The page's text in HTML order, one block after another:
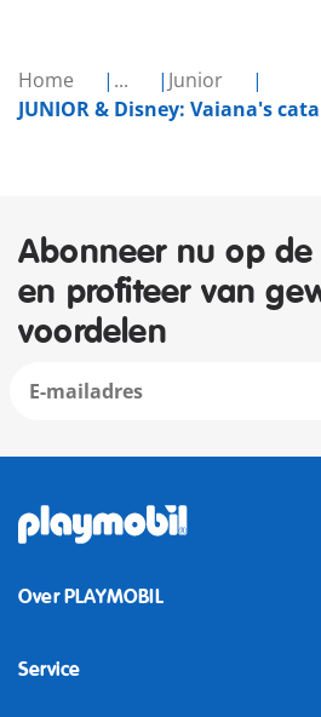
Home ...
Junior
JUNIOR & Disney: Vaiana's
Abonneer nu op
en profiteer van
voordelen
Over PLAYMOBIL
Service